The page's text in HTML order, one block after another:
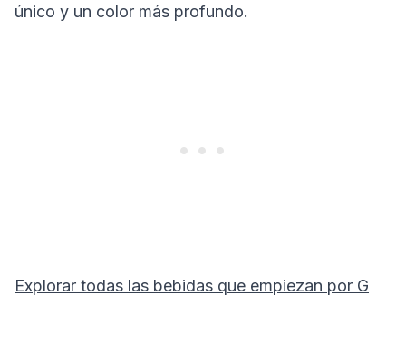
único y un color más profundo.
Explorar todas las bebidas que empiezan por G